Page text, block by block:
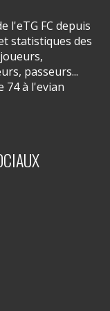
l'eTG FC depuis
statistiques des
passeurs...
74 à l'evian